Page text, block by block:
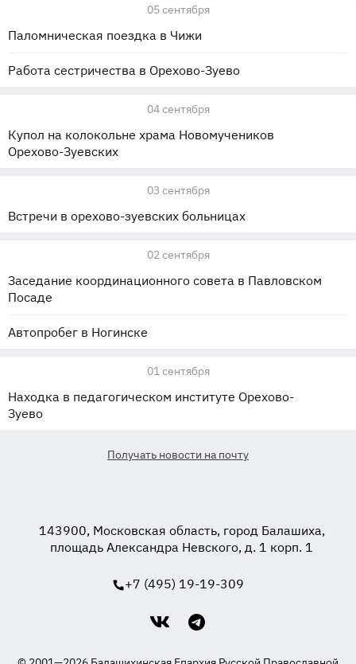
05 сентября
Паломническая поездка в Чижи
Работа сестричества в Орехово-Зуево
04 сентября
Купол на колокольне храма Новомучеников
Орехово-Зуевских
03 сентября
Встречи в орехово-зуевских больницах
02 сентября
Заседание координационного совета в Павловском
Посаде
Автопробег в Ногинске
01 сентября
Находка в педагогическом институте Орехово-
Зуево
Получать новости на почту
143900, Московская область, город Балашиха,
площадь Александра Невского, д. 1 корп. 1
+7 (495) 19-19-309